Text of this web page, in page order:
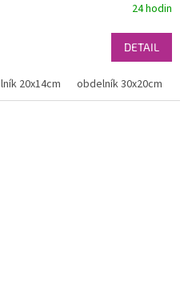
24 hodin
DETAIL
20x14cm obdelník 30x20cm